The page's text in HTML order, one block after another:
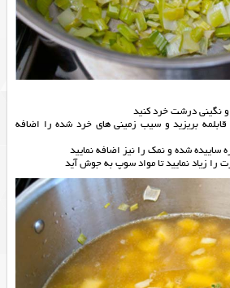
نگینی درشت خرد کنید
بریزید و سیب زمینی های خرد شده را اضافه
ساییده شده و نمک را نیز اضافه نمایید
را زیاد نمایید تا مواد سوپ به جوش آید